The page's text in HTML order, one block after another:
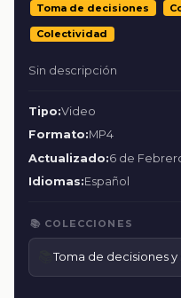
Toma de decisiones
Colectividad
Sin descripción
Tipo:Video
Formato:MP4
Actualizado:6 de
Idiomas:Español
📚 COLECCIONES
📚Toma de decisiones